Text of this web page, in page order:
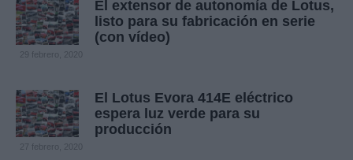
El extensor de autonomía de Lotus,
listo para su fabricación en serie
(con vídeo)
29 febrero, 2020
El Lotus Evora 414E eléctrico
espera luz verde para su
producción
27 febrero, 2020